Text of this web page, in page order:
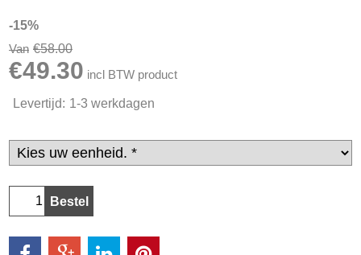
-15%
Van €58.00
€49.30 incl BTW product
Levertijd: 1-3 werkdagen
Bestel